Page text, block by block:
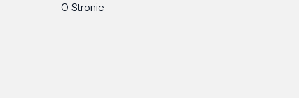
O Stronie